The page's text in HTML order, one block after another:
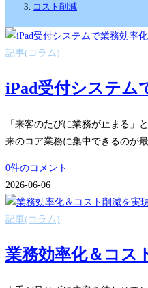
コスト削減
記事(コラム)
iPad受付システム
「来客のたびに業務が止まる」
来のコア業務に集中できるのが
0件のコメント
2026-06-06
記事(コラム)
業務効率化＆コス